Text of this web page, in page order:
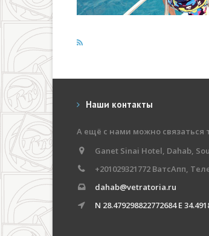
Наши контакты
А ещё с нами можно связаться
Ganet Sinai Hotel, Dahab,
+201029321772 ВатсАпп,
dahab@vetratoria.ru
N 28.479298822772684 E